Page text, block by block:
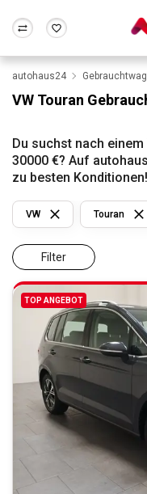
Wir bewerten dein Auto
Alle
Rund
Frankfurt Wuppertal
autohaus24
VW Touran
Du suchst nach
30000 €? Auf
zu besten Konditionen!
Filter
VW Touran
TOP ANGEBOT